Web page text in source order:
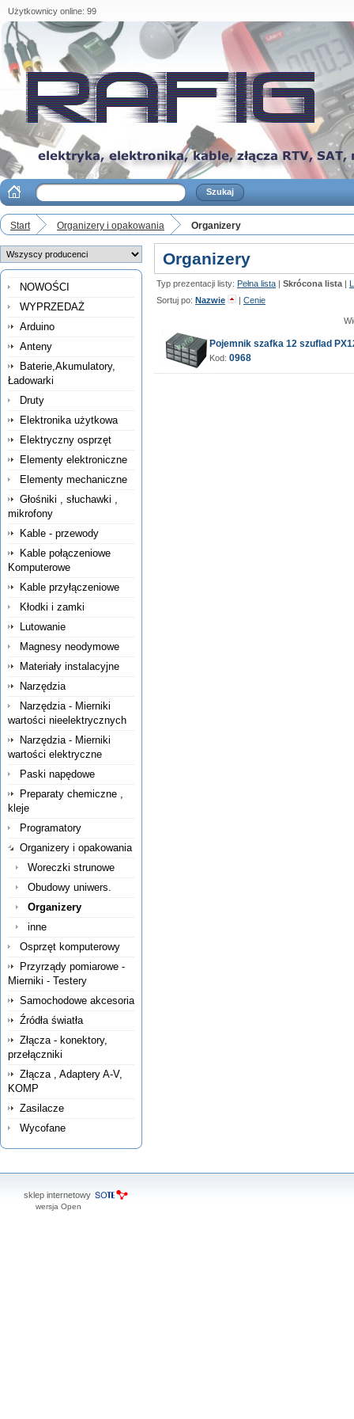
Użytkownicy online: 99
Start Organizery i opakowania Organizery
NOWOŚCI
WYPRZEDAŻ
Arduino
Anteny
Baterie,Akumulatory,
Ładowarki
Druty
Elektronika użytkowa
Elektryczny osprzęt
Elementy elektroniczne
Elementy mechaniczne
Głośniki , słuchawki ,
mikrofony
Kable - przewody
Kable połączeniowe
Komputerowe
Kable przyłączeniowe
Kłodki i zamki
Lutowanie
Magnesy neodymowe
Materiały instalacyjne
Narzędzia
Narzędzia - Mierniki
wartości nieelektrycznych
Narzędzia - Mierniki
wartości elektryczne
Paski napędowe
Preparaty chemiczne ,
kleje
Programatory
Organizery i opakowania
Woreczki strunowe
Obudowy uniwers.
Organizery
inne
Osprzęt komputerowy
Przyrządy pomiarowe -
Mierniki - Testery
Samochodowe akcesoria
Źródła światła
Złącza - konektory,
przełączniki
Złącza , Adaptery A-V,
KOMP
Zasilacze
Wycofane
Organizery
Typ prezentacji listy: Pełna lista | Skrócona lista |
Sortuj po: Nazwie | Cenie
Pojemnik szafka 12 szuflad
Kod: 0968
sklep internetowy
wersja Open